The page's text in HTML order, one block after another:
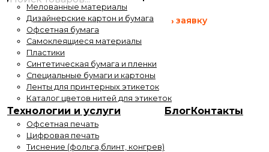
Время работы
с 9 до 17-30
Время выдачи заказов
с 10 до 17-30
Оставить заявку
Мелованные материалы
Дизайнерские картон и бумага
Офсетная бумага
Самоклеящиеся материалы
Пластики
Синтетическая бумага и пленки
Специальные бумаги и картоны
Ленты для принтерных этикеток
Каталог цветов нитей для этикеток
Технологии и услуги
Офсетная печать
Цифровая печать
Тиснение (фольга,блинт, конгрев)
БлогКонтакты